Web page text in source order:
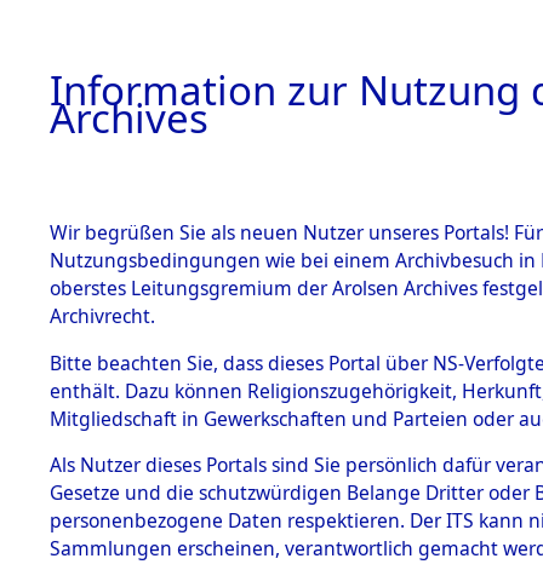
BESTÄNDE
1.
mente
5. Verschiedenes
5.3
Todesmärsche
Taxöldern
Information zur Nutzung
Archives
Wir begrüßen Sie als neuen Nutzer unseres Portals!
Nutzungsbedingungen wie bei einem Archivbesuch
oberstes Leitungsgremium der Arolsen Archives
Archivrecht.
Bitte beachten Sie, dass dieses Portal über NS-
enthält. Dazu können Religionszugehörigkeit,
Mitgliedschaft in Gewerkschaften und Parteien oder
Als Nutzer dieses Portals sind Sie persönlich dafür
Gesetze und die schutzwürdigen Belange Dritter
personenbezogene Daten respektieren. Der ITS
Sammlungen erscheinen, verantwortlich gemacht